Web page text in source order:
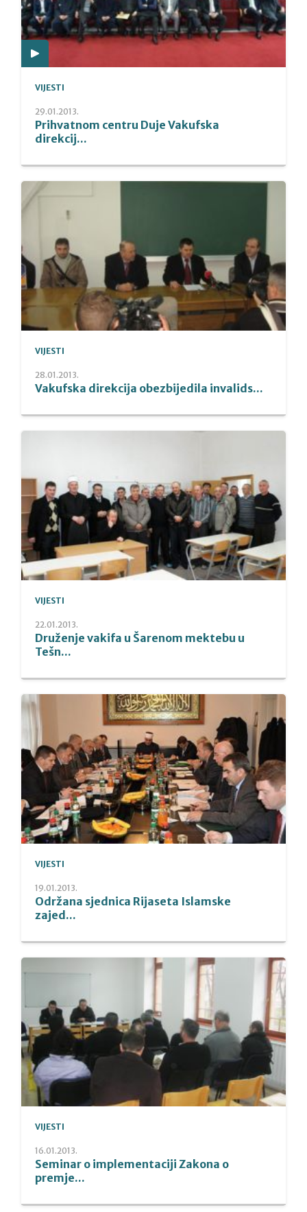
VIJESTI
29.01.2013.
Prihvatnom centru Duje Vakufska
direkcij...
VIJESTI
28.01.2013.
Vakufska direkcija obezbijedila invalids...
VIJESTI
22.01.2013.
Druženje vakifa u Šarenom mektebu u
Tešn...
VIJESTI
19.01.2013.
Održana sjednica Rijaseta Islamske
zajed...
VIJESTI
16.01.2013.
Seminar o implementaciji Zakona o
premje...